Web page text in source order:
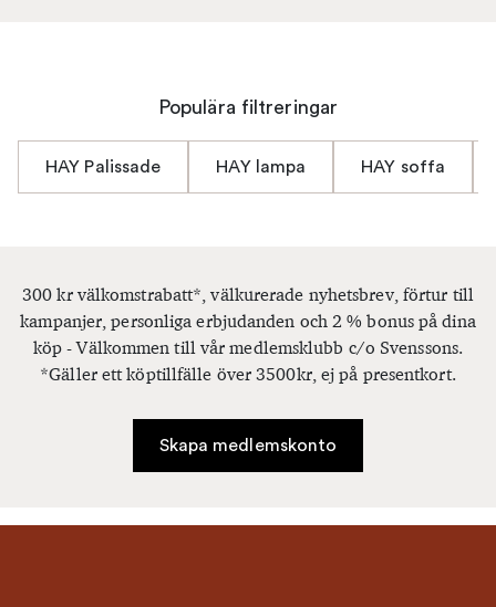
att skapa det perfekta utrymmet. Vi ser fram emot att
designlösningar.
Populära filtreringar
HAY Palissade HAY lampa HAY soffa
300 kr välkomstrabatt*, välkurerade nyhetsbrev, förtur till
kampanjer, personliga erbjudanden och 2 % bonus på dina
köp - Välkommen till vår medlemsklubb c/o Svenssons.
*Gäller ett köptillfälle över 3500kr, ej på presentkort.
Skapa medlemskonto